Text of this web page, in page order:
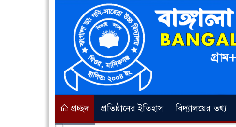
প্রচ্ছদ প্রতিষ্ঠানের ইতিহাস বিদ্যালয়ের তথ্য